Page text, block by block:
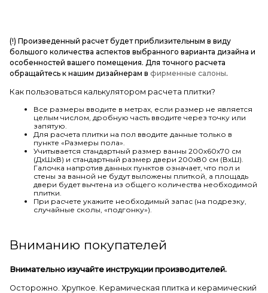
(!) Произведенный расчет будет приблизительным в виду
большого количества аспектов выбранного варианта дизайна и
особенностей вашего помещения. Для точного расчета
обращайтесь к нашим дизайнерам в фирменные салоны.
Как пользоваться калькулятором расчета плитки?
Все размеры вводите в метрах, если размер не является
целым числом, дробную часть вводите через точку или
запятую.
Для расчета плитки на пол вводите данные только в
пункте «Размеры пола».
Учитывается стандартный размер ванны 200х60х70 см
(ДхШхВ) и стандартный размер двери 200х80 см (ВхШ).
Галочка напротив данных пунктов означает, что пол и
стены за ванной не будут выложены плиткой, а площадь
двери будет вычтена из общего количества необходимой
плитки.
При расчете укажите необходимый запас (на подрезку,
случайные сколы, «подгонку»).
Вниманию покупателей
Внимательно изучайте инструкции производителей.
Осторожно. Хрупкое. Керамическая плитка и керамический